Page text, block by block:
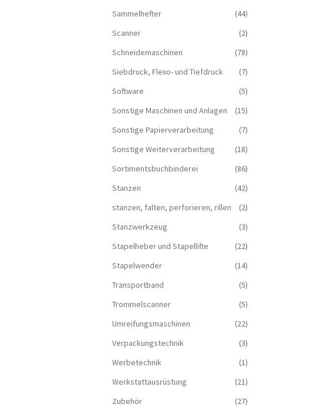
Sammelhefter
(44)
Scanner
(2)
Schneidemaschinen
(78)
Siebdruck, Flexo- und Tiefdruck
(7)
Software
(5)
Sonstige Maschinen und Anlagen
(15)
Sonstige Papierverarbeitung
(7)
Sonstige Weiterverarbeitung
(18)
Sortimentsbuchbinderei
(86)
Stanzen
(42)
stanzen, falten, perforieren, rillen
(2)
Stanzwerkzeug
(3)
Stapelheber und Stapellifte
(22)
Stapelwender
(14)
Transportband
(5)
Trommelscanner
(5)
Umreifungsmaschinen
(22)
Verpackungstechnik
(3)
Werbetechnik
(1)
Werkstattausrüstung
(21)
Zubehör
(27)